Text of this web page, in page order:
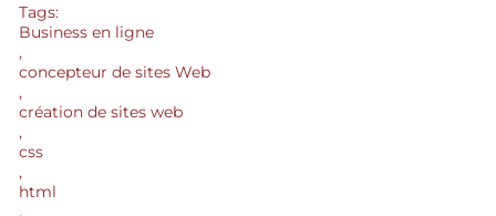
Tags:
Business en ligne
,
concepteur de sites Web
,
création de sites web
,
css
,
html
,